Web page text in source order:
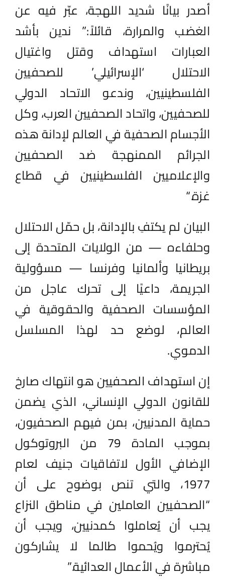
أصدر بيانًا شديد اللهجة، عبّر فيه عن
الغضب والمرارة، قائلاً:” ندين بأشد
العبارات استهداف وقتل واغتيال
الاحتلال ‘الإسرائيلي’ للصحفيين
الفلسطينيين، وندعو الاتحاد الدولي
للصحفيين، واتحاد الصحفيين العرب، وكل
الأجسام الصحفية في العالم لإدانة هذه
الجرائم الممنهجة ضد الصحفيين
والإعلاميين الفلسطينيين في قطاع
غزة.
“
البيان لم يكتفِ بالإدانة، بل حمّل الاحتلال
وحلفاءه — من الولايات المتحدة إلى
بريطانيا وألمانيا وفرنسا — مسؤولية
الجريمة، داعيًا إلى تحرك عاجل من
المؤسسات الصحفية والحقوقية في
العالم، لوضع حد لهذا المسلسل
الدموي.
إن استهداف الصحفيين هو انتهاك صارخ
للقانون الدولي الإنساني، الذي يضمن
حماية المدنيين، بمن فيهم الصحفيون،
بموجب المادة 79 من البروتوكول
الإضافي الأول لاتفاقيات جنيف لعام
1977، والتي تنص بوضوح على أن
“الصحفيين العاملين في مناطق النزاع
يجب أن يُعاملوا كمدنيين، ويجب أن
يُحترموا ويُحموا طالما لا يشاركون
مباشرة في الأعمال العدائية.”